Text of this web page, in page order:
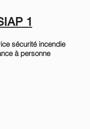
1
sécurité incendie
à personne